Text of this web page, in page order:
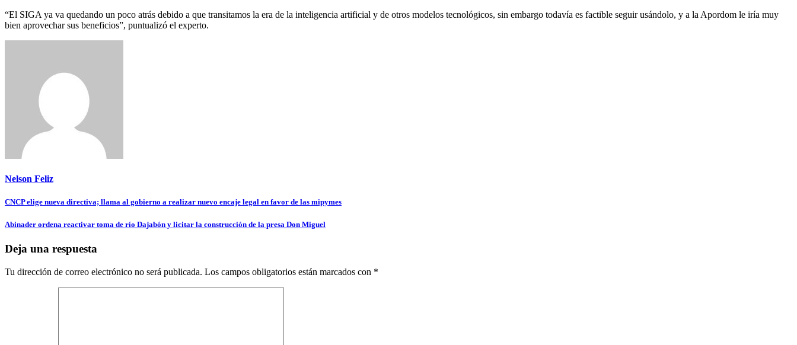
“El SIGA ya va quedando un poco atrás debido a que transitamos la era de la inteligencia artificial y de otros modelos tecnológicos, sin embargo todavía es factible seguir usándolo, y a la Apordom le iría muy
bien aprovechar sus beneficios”, puntualizó el experto.
Nelson Feliz
Navegación
de
CNCP elige nueva directiva; llama al gobierno a realizar nuevo encaje legal en favor de las mipymes
Abinader ordena reactivar toma de río Dajabón y licitar la construcción de la presa Don Miguel
Deja una respuesta
Tu dirección de correo electrónico no será publicada. Los campos obligatorios están marcados con *